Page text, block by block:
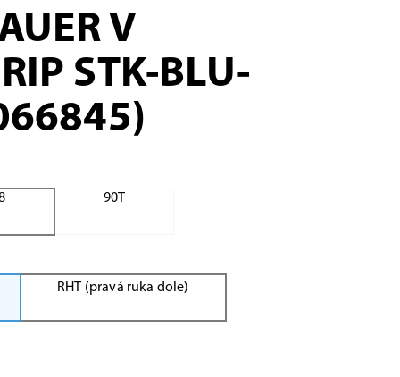
V
STK-BLU-
90T
RHT (pravá ruka dole)